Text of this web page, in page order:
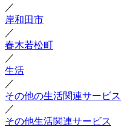
／
岸和田市
／
春木若松町
／
生活
／
その他の生活関連サービス
／
その他生活関連サービス